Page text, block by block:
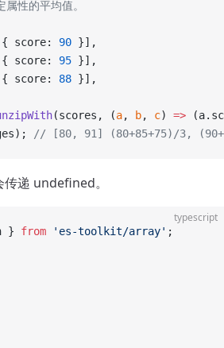
性的平均值。
score: 90 }],
score: 95 }],
score: 88 }],
(scores, (a, b, c) =>
// [80, 91] (80+85+75)/3,
递 undefined。
typescript
} from 'es-toolkit/array' ;